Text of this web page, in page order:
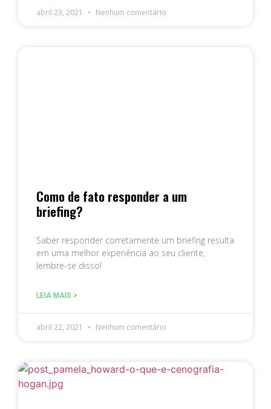
abril 23, 2021 Nenhum comentário
Como de fato responder a um
briefing?
Saber responder corretamente um briefing resulta
em uma melhor experiência ao seu cliente,
lembre-se disso!
LEIA MAIS >
abril 22, 2021 Nenhum comentário